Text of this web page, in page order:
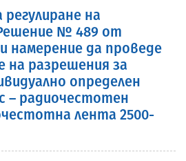
на
№ 489 от
намерение да проведе
на разрешения за
определен
– радиочестотен
лента 2500-